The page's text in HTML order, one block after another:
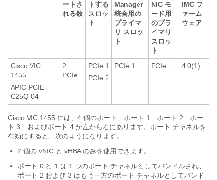
ートさ
れる数
トする
スロッ
ト
Manager
統合用の
プライマ
リ スロッ
ト
NIC モ
ード用
のプラ
イマリ
スロッ
ト
IMC フ
ァーム
ウェア
Cisco VIC
1455
APIC-PCIE-
C25Q-04
2
PCIe
PCIe 1
PCIe 2
PCIe 1 PCIe 1 4.0(1)
Cisco VIC 1455 には、4 個のポート、ポート 1、ポート 2、ポー
ト 3、およびポート 4 が左から右にあります。ポート チャネルを
有効にすると、次のようになります。
2 個の vNIC と vHBA のみを使用できます。
ポート 0 と 1 は 1 つのポート チャネルとしてバンドルされ、
ポート 2 および 3 はもう一方のポート チャネルとしてバンド